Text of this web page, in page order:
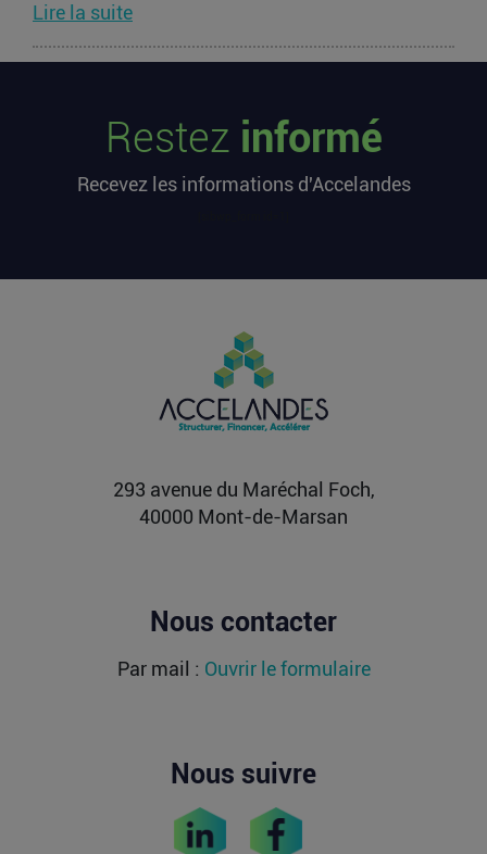
Lire la suite
millions d’euros cette semaine
L’article Les startups françaises ont levé 113
premier sur...
chez OpenAI pour se soigner
L’article Après une pause de 3 mois, la Française
Fidji Simo quitte son poste chez OpenAI pour se
Restez informé
Recevez les informations d'Accelandes
293 avenue du Maréchal Foch,
40000 Mont-de-Marsan
Nous contacter
Par mail : Ouvrir le formulaire
Nous suivre